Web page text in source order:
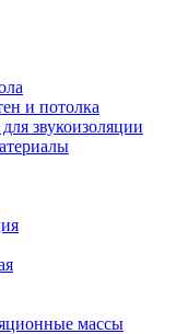
и потолка
звукоизоляции
массы